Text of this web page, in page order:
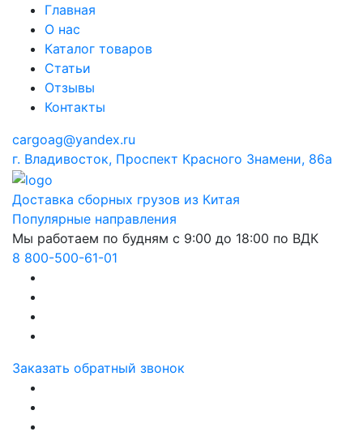
Главная
О нас
Каталог товаров
Статьи
Отзывы
Контакты
cargoag@yandex.ru
г. Владивосток, Проспект Красного Знамени, 86а
Доставка сборных грузов из Китая
Популярные направления
Мы работаем по будням с 9:00 до 18:00 по ВДК
8 800-500-61-01
Заказать обратный звонок